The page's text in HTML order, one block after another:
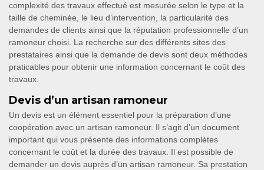
complexité des travaux effectué est mesurée selon le type et la
taille de cheminée, le lieu d’intervention, la particularité des
demandes de clients ainsi que la réputation professionnelle d’un
ramoneur choisi. La recherche sur des différents sites des
prestataires ainsi que la demande de devis sont deux méthodes
praticables pour obtenir une information concernant le coût des
travaux.
Devis d’un artisan ramoneur
Un devis est un élément essentiel pour la préparation d’une
coopération avec un artisan ramoneur. Il s’agit d’un document
important qui vous présente des informations complètes
concernant le coût et la durée des travaux. Il est possible de
demander un devis auprès d’un artisan ramoneur. Sa prestation